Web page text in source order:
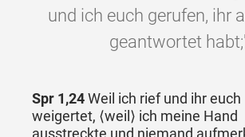
und ich euch gerufen, ihr
geantwortet
Spr 1,24Weil ich rief und ihr euch
weigertet, ⟨weil⟩ ich meine Hand
ausstreckte und niemand